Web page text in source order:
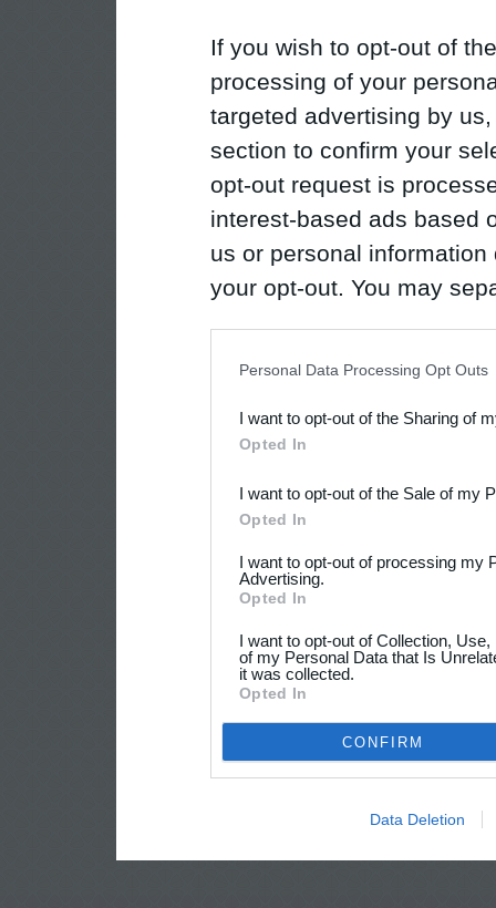
If you wish to opt-out of
processing of your
targeted advertising by
section to confirm your
opt-out request is
interest-based ads based
us or personal
your opt-out. You may
Downstream Participants
third parties.
Personal Data Processing Opt Outs
I want to opt-out of the Sharing of
Opted In
I want to opt-out of the Sale of my
Opted In
I want to opt-out of processing my
Advertising.
Opted In
I want to opt-out of Collection,
of my Personal Data that Is
it was collected.
Opted In
CONFIRM
Data Deletion